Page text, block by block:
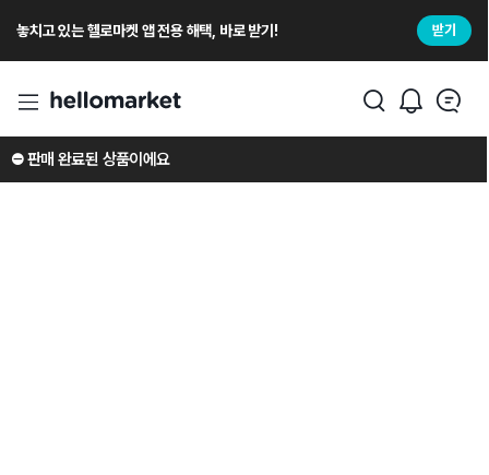
놓치고 있는 헬로마켓 앱 전용 해택, 바로 받기! 받기
⛔️ 판매 완료된 상품이에요